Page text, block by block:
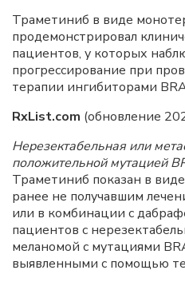
Траметиниб в виде
продемонстрировал
пациентов, у которых
прогрессирование при
терапии ингибиторами
RxList.com (обновление
Нерезектабельная или
положительной мутацией
Траметиниб показан в
ранее не получавшим
или в комбинации с
пациентов с
меланомой с мутациями
выявленными с помощью